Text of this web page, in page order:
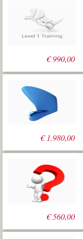
€990,00
€1.980,00
€560,00